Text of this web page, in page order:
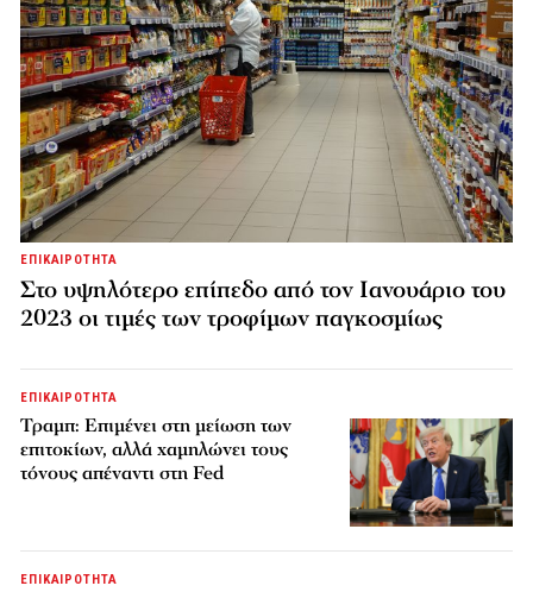
ΕΠΙΚΑΙΡΟΤΗΤΑ
Στο υψηλότερο επίπεδο από τον Ιανουάριο του
2023 οι τιμές των τροφίμων παγκοσμίως
ΕΠΙΚΑΙΡΟΤΗΤΑ
Τραμπ: Επιμένει στη μείωση των
επιτοκίων, αλλά χαμηλώνει τους
τόνους απέναντι στη Fed
ΕΠΙΚΑΙΡΟΤΗΤΑ